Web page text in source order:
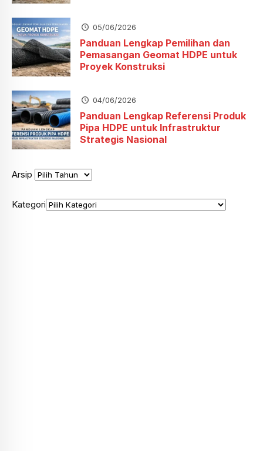
05/06/2026
Panduan Lengkap Pemilihan dan
Pemasangan Geomat HDPE untuk
Proyek Konstruksi
04/06/2026
Panduan Lengkap Referensi Produk
Pipa HDPE untuk Infrastruktur
Strategis Nasional
Arsip
Kategori